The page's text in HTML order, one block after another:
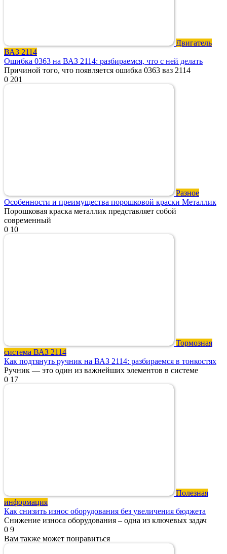
Двигатель
ВАЗ 2114
Ошибка 0363 на ВАЗ 2114: разбираемся, что с ней делать
Причиной того, что появляется ошибка 0363 ваз 2114
0 201
Разное
Особенности и преимущества порошковой краски Металлик
Порошковая краска металлик представляет собой
современный
0 10
Тормозная
система ВАЗ 2114
Как подтянуть ручник на ВАЗ 2114: разбираемся в тонкостях
Ручник — это один из важнейших элементов в системе
0 17
Полезная
информация
Как снизить износ оборудования без увеличения бюджета
Снижение износа оборудования – одна из ключевых задач
0 9
Вам также может понравиться